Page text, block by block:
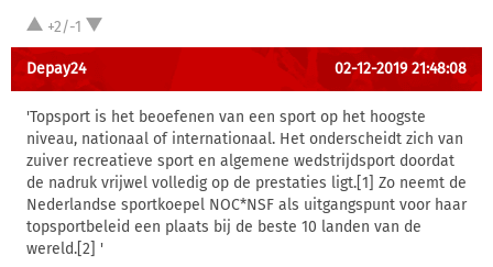
+2/-1
Depay24 02-12-2019 21:48:08
'Topsport is het beoefenen van een sport op het hoogste
niveau, nationaal of internationaal. Het onderscheidt zich van
zuiver recreatieve sport en algemene wedstrijdsport doordat
de nadruk vrijwel volledig op de prestaties ligt.[1] Zo neemt de
Nederlandse sportkoepel NOC*NSF als uitgangspunt voor haar
topsportbeleid een plaats bij de beste 10 landen van de
wereld.[2] '